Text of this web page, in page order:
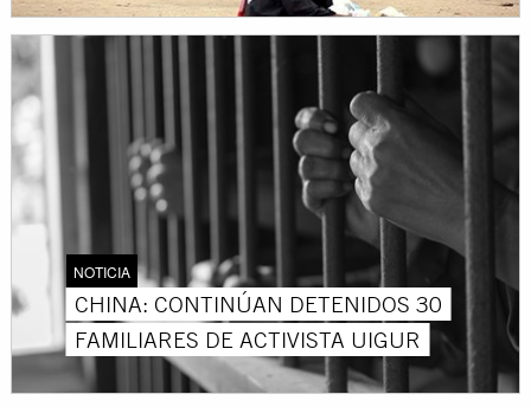
NOTICIA
CHINA: CONTINÚAN DETENIDOS 30
FAMILIARES DE ACTIVISTA UIGUR